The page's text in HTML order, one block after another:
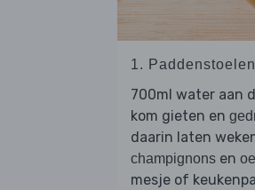
1.
700ml water aan
kom gieten en
daarin laten
champignons en
mesje of